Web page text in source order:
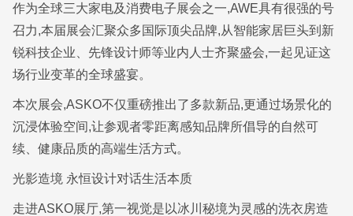
作为全球三大家电及消费电子展会之一,AWE具有很强的号
召力,本届展会汇聚众多国际顶尖品牌,从智能家居巨头到新
锐科技企业、先锋设计师等业内人士齐聚盛会,一起见证这
场行业变革的全球盛宴。
本次展会,ASKO不仅重磅推出了多款新品,更通过场景化的
沉浸体验空间,让参观者零距离感知品牌所倡导的自然可
续、健康品质的高端生活方式。
光影造境 永恒设计对话生活本质
走进ASKO展厅,第一视觉是以冰川秘境为灵感的洗衣房造